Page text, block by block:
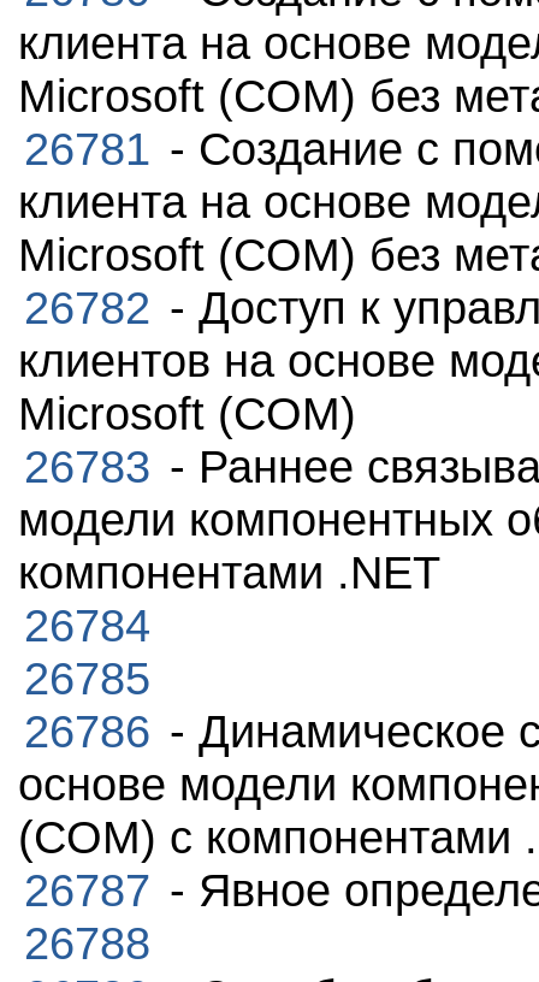
клиента на основе
Microsoft (COM) без
26781 - Создание с
клиента на основе
Microsoft (COM) без
26782 - Доступ к
клиентов на основе
Microsoft (COM)
26783 - Раннее
модели компонентных
компонентами .NET
26784
26785
26786 - Динамическое
основе модели
(COM) с компонентами
26787 - Явное
26788